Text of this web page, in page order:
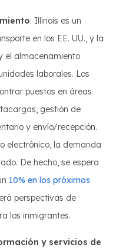
: Illinois es un
en los EE. UU., y la
el almacenamiento
laborales. Los
puestos en áreas
gestión de
y envío/recepción.
electrónico, la demanda
De hecho, se espera
10% en los próximos
perspectivas de
los inmigrantes.
y servicios de